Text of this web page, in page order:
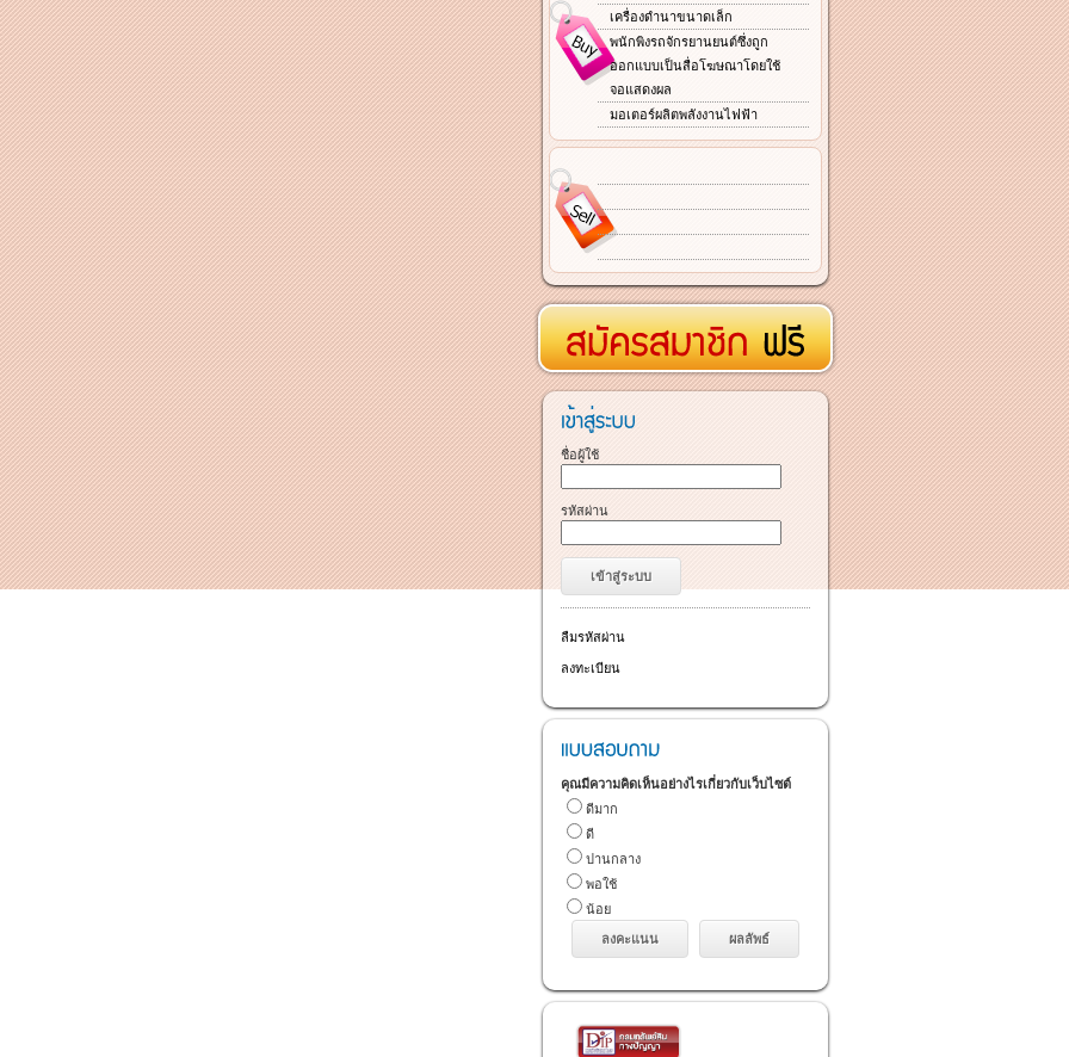
เครื่องดำนาขนาดเล็ก
พนักพิงรถจักรยานยนต์ซึ่งถูก
ออกแบบเป็นสื่อโฆษณาโดยใช้
จอแสดงผล
มอเตอร์ผลิตพลังงานไฟฟ้า
ชื่อผู้ใช้
รหัสผ่าน
ลืมรหัสผ่าน
ลงทะเบียน
คุณมีความคิดเห็นอย่างไรเกี่ยวกับเว็บไซต์
ดีมาก
ดี
ปานกลาง
พอใช้
น้อย